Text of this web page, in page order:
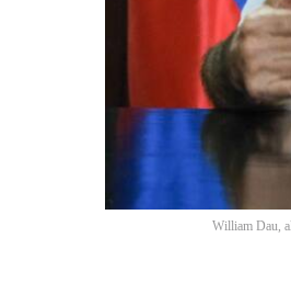
William Dau,